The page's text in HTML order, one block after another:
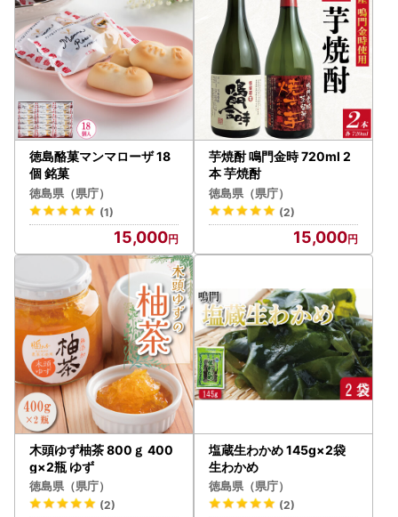
徳島酪菓マンマローザ 18
個 銘菓
徳島県（県庁）
(1)
15,000
芋焼酎 鳴門金時 720ml 2
本 芋焼酎
徳島県（県庁）
(2)
15,000
木頭ゆず柚茶 800ｇ 400
g×2瓶 ゆず
徳島県（県庁）
(2)
塩蔵生わかめ 145g×2袋
生わかめ
徳島県（県庁）
(2)